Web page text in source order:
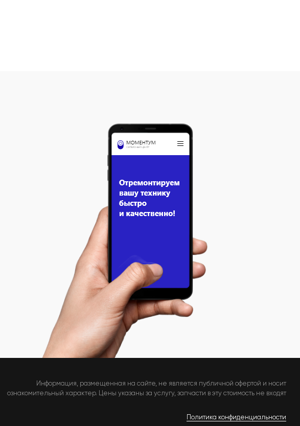
Информация, размещенная на сайте, не является публичной офертой и носит
ознакомительный характер. Цены указаны за услугу, запчасти в эту стоимость не входят
Политика конфиденциальности